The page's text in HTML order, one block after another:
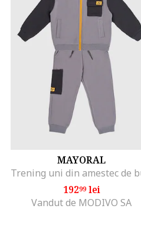
MAYORAL
19299lei
Vandut de MODIVO SA